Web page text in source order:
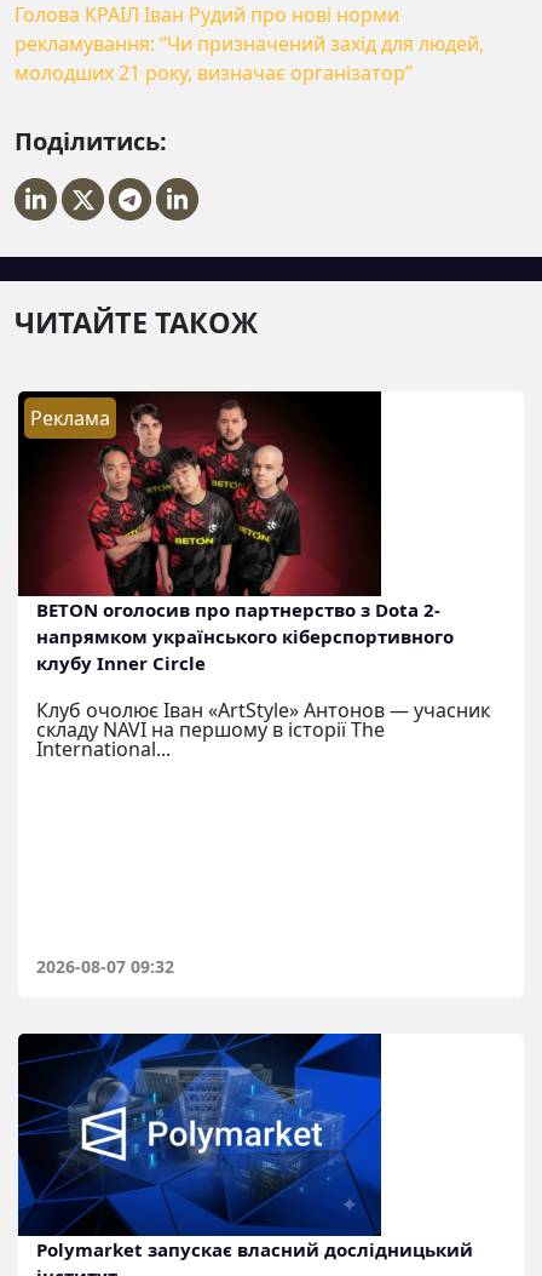
Голова КРАІЛ Іван Рудий про нові норми
рекламування: “Чи призначений захід для людей,
молодших 21 року, визначає організатор”
Поділитись:
ЧИТАЙТЕ ТАКОЖ
Реклама
BETON оголосив про партнерство з Dota 2-
напрямком українського кіберспортивного
клубу Inner Circle
Клуб очолює Іван «ArtStyle» Антонов — учасник
складу NAVI на першому в історії The
International...
2026-08-07 09:32
Polymarket запускає власний дослідницький